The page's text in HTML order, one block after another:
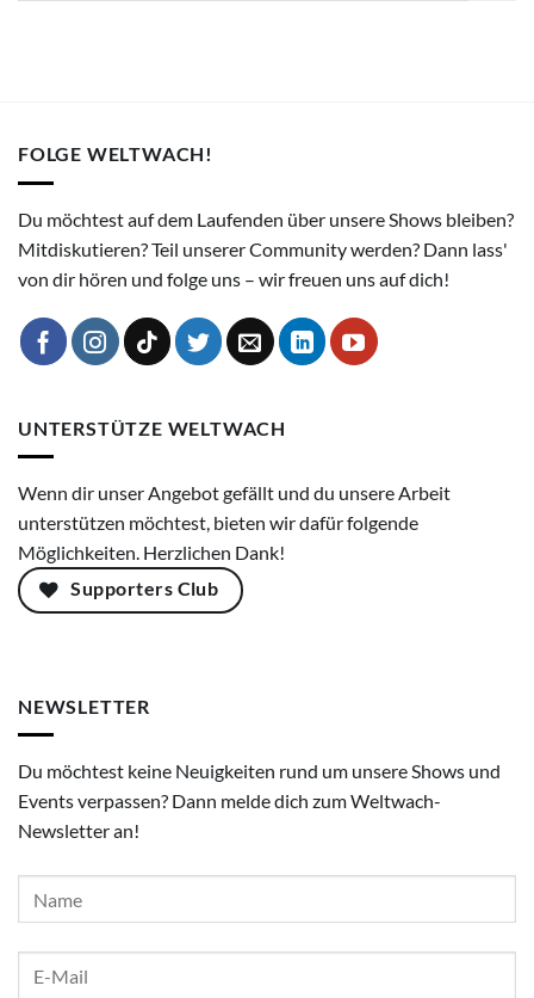
FOLGE WELTWACH!
Du möchtest auf dem Laufenden über unsere Shows bleiben?
Mitdiskutieren? Teil unserer Community werden? Dann lass'
von dir hören und folge uns – wir freuen uns auf dich!
UNTERSTÜTZE WELTWACH
Wenn dir unser Angebot gefällt und du unsere Arbeit
unterstützen möchtest, bieten wir dafür folgende
Möglichkeiten. Herzlichen Dank!
Supporters Club
NEWSLETTER
Du möchtest keine Neuigkeiten rund um unsere Shows und
Events verpassen? Dann melde dich zum Weltwach-
Newsletter an!